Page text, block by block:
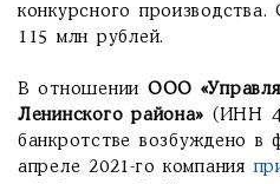
конкурсного производства.
115 млн рублей.
В отношении ООО
Ленинского района» (ИНН
банкротстве возбуждено в
апреле 2021-го компания